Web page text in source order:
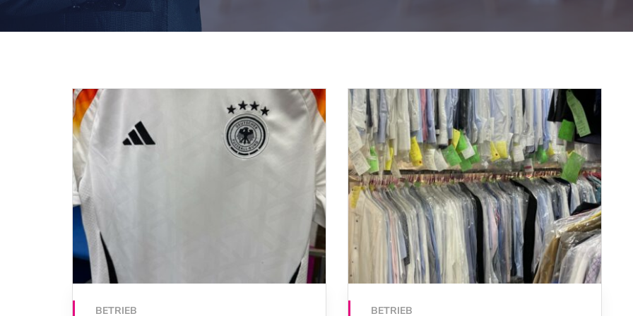
BETRIEB BETRIEB